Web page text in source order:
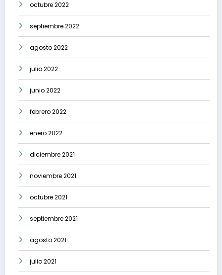
octubre 2022
septiembre 2022
agosto 2022
julio 2022
junio 2022
febrero 2022
enero 2022
diciembre 2021
noviembre 2021
octubre 2021
septiembre 2021
agosto 2021
julio 2021